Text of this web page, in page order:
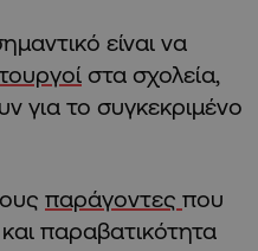
είναι να
στα σχολεία,
για το συγκεκριμένο
παράγοντες που
παραβατικότητα